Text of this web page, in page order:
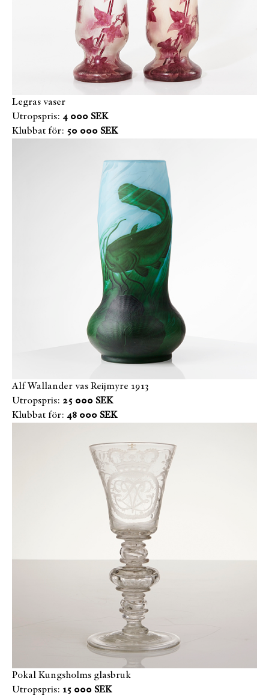
Legras vaser
Utropspris: 4 000 SEK
Klubbat för: 50 000 SEK
Alf Wallander vas Reijmyre 1913
Utropspris: 25 000 SEK
Klubbat för: 48 000 SEK
Pokal Kungsholms glasbruk
Utropspris: 15 000 SEK